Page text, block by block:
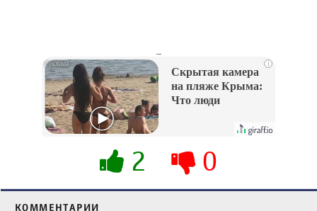
i
Скрытая камера
на пляже Крыма:
Что люди
их не видят...
2 0
КОММЕНТАРИИ